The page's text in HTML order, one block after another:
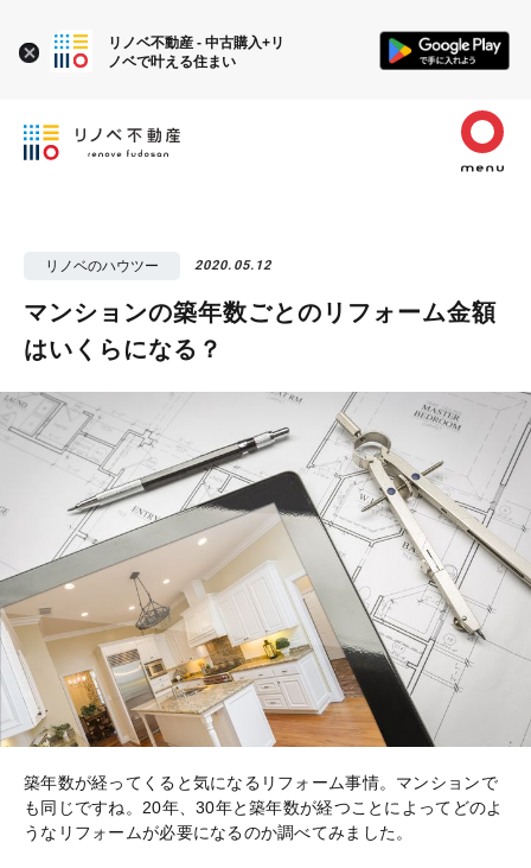
リノベのハウツー 2020.05.12
マンションの築年数ごとのリフォーム金額
はいくらになる？
築年数が経ってくると気になるリフォーム事情。マンションで
も同じですね。20年、30年と築年数が経つことによってどのよ
うなリフォームが必要になるのか調べてみました。
リノベ不動産 - 中古購入+リ
ノベで叶える住まい